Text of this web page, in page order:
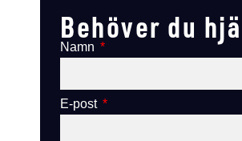
Behöver du
Namn
E-post